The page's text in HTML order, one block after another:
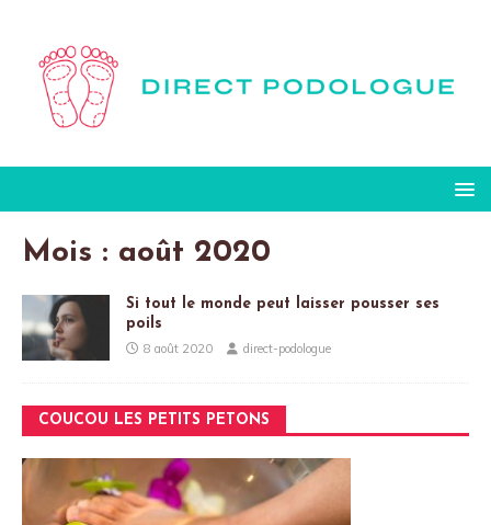
Mois : août 2020
Si tout le monde peut laisser pousser ses
poils
8 août 2020 direct-podologue
COUCOU LES PETITS PETONS